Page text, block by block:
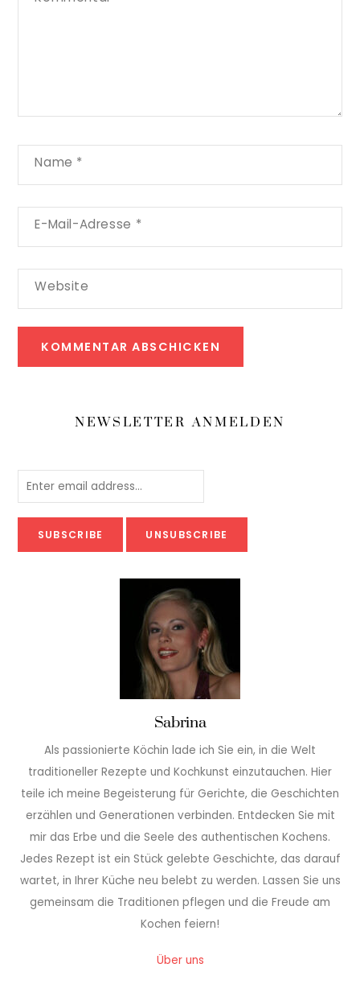
Name *
E-Mail-Adresse *
Website
NEWSLETTER ANMELDEN
Sabrina
Als passionierte Köchin lade ich Sie ein, in die Welt
traditioneller Rezepte und Kochkunst einzutauchen. Hier
teile ich meine Begeisterung für Gerichte, die Geschichten
erzählen und Generationen verbinden. Entdecken Sie mit
mir das Erbe und die Seele des authentischen Kochens.
Jedes Rezept ist ein Stück gelebte Geschichte, das darauf
wartet, in Ihrer Küche neu belebt zu werden. Lassen Sie uns
gemeinsam die Traditionen pflegen und die Freude am
Kochen feiern!
Über uns